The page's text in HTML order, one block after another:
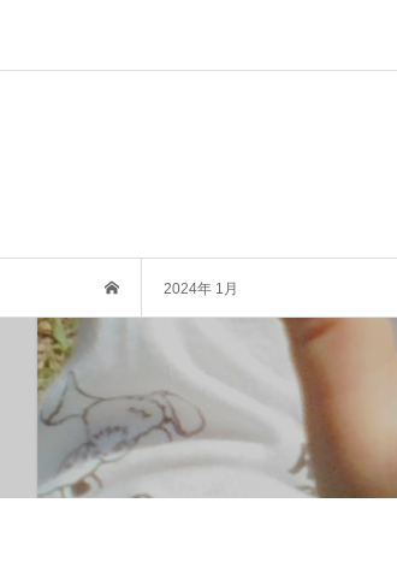
2024年 1月